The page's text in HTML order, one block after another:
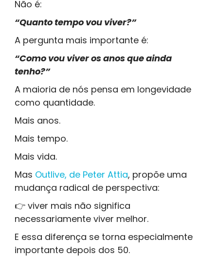
Não é:
“Quanto tempo vou viver?”
A pergunta mais importante é:
“Como vou viver os anos que ainda
tenho?”
A maioria de nós pensa em longevidade
como quantidade.
Mais anos.
Mais tempo.
Mais vida.
Mas Outlive, de Peter Attia, propõe uma
mudança radical de perspectiva:
👉 viver mais não significa
necessariamente viver melhor.
E essa diferença se torna especialmente
importante depois dos 50.